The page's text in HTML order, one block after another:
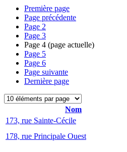
Première page
Page précédente
Page 2
Page 3
Page 4 (page actuelle)
Page 5
Page 6
Page suivante
Dernière page
Nom
173, rue Sainte-Cécile
178, rue Principale Ouest